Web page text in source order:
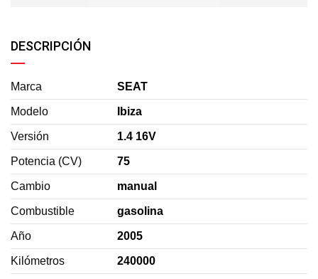
DESCRIPCIÓN
Marca SEAT
Modelo Ibiza
Versión 1.4 16V
Potencia (CV) 75
Cambio manual
Combustible gasolina
Año 2005
Kilómetros 240000